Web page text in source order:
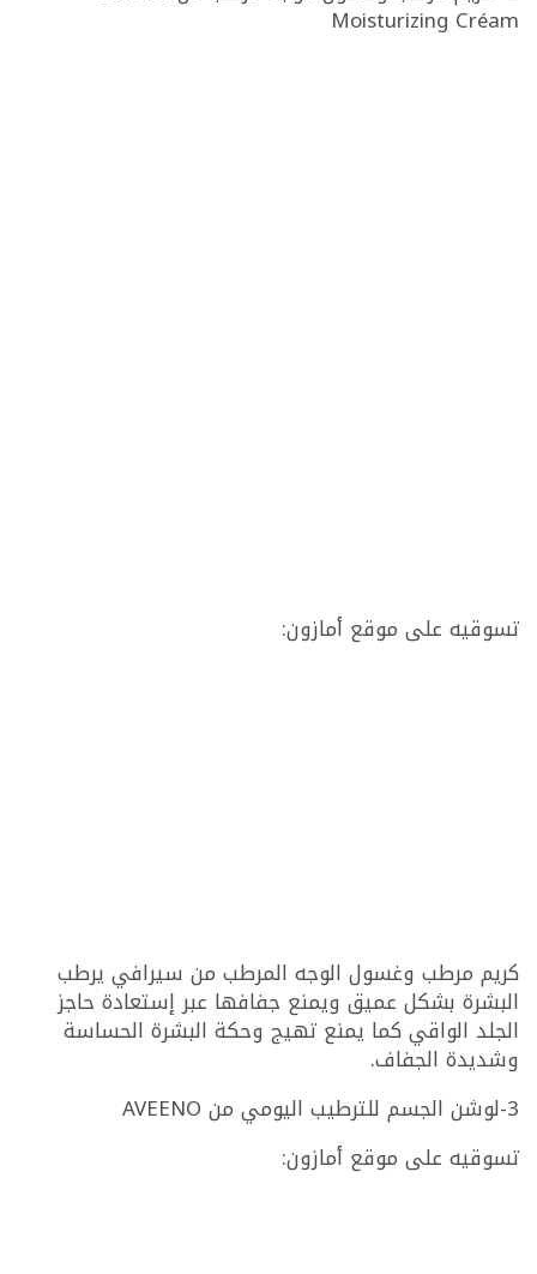
Moisturizing Créam
تسوقيه على موقع أمازون:
كريم مرطب وغسول الوجه المرطب من سيرافي يرطب
البشرة بشكل عميق ويمنع جفافها عبر إستعادة حاجز
الجلد الواقي كما يمنع تهيج وحكة البشرة الحساسة
وشديدة الجفاف.
3-لوشن الجسم للترطيب اليومي من AVEENO
تسوقيه على موقع أمازون: